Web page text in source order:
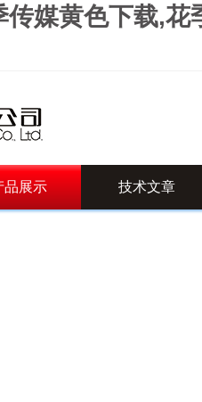
媒黄色下载,花
品展示 技术文章